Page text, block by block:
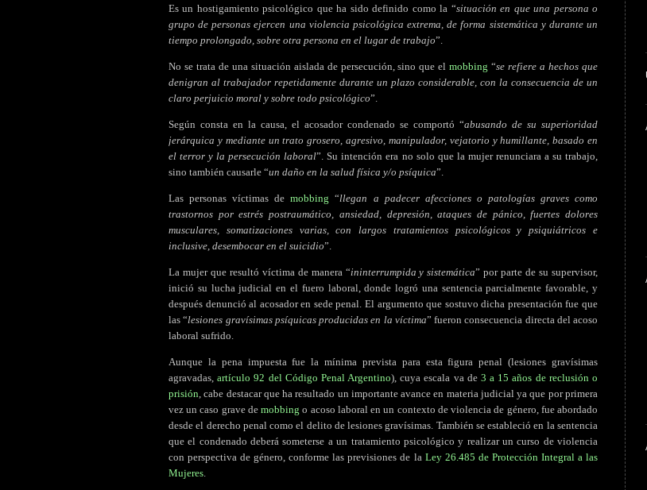
Es un hostigamiento psicológico que ha sido definido como la “situación en que una persona o
grupo de personas ejercen una violencia psicológica extrema, de forma sistemática y durante un
tiempo prolongado, sobre otra persona en el lugar de trabajo”.
No se trata de una situación aislada de persecución, sino que elmobbing“se refiere a hechos que
denigran al trabajador repetidamente durante un plazo considerable, con la consecuencia de un
claro perjuicio moral y sobre todo psicológico”.
Según consta en la causa, el acosador condenado se comportó “abusando de su superioridad
jerárquica y mediante un trato grosero, agresivo, manipulador, vejatorio y humillante, basado en
el terror y la persecución laboral”. Su intención era no solo que la mujer renunciara a su trabajo,
sino también causarle “un daño en la salud física y/o psíquica”.
Las personas víctimas demobbing“llegan a padecer afecciones o patologías graves como
trastornos por estrés postraumático, ansiedad, depresión, ataques de pánico, fuertes dolores
musculares, somatizaciones varias, con largos tratamientos psicológicos y psiquiátricos e
inclusive, desembocar en el suicidio”.
La mujer que resultó víctima de manera “ininterrumpida y sistemática” por parte de su supervisor,
inició su lucha judicial en el fuero laboral, donde logró una sentencia parcialmente favorable, y
después denunció al acosador en sede penal. El argumento que sostuvo dicha presentación fue que
las “lesiones gravísimas psíquicas producidas en la víctima” fueron consecuencia directa del acoso
laboral sufrido.
Aunque la pena impuesta fue la mínima prevista para esta figura penal (lesiones gravísimas
agravadas,artículo 92 del Código Penal Argentino), cuya escala va de 3 a 15 años de reclusión o
prisión, cabe destacar que ha resultado un importante avance en materia judicial ya que por primera
vez un caso grave demobbingo acoso laboral en un contexto de violencia de género, fue abordado
desde el derecho penal como el delito de lesiones gravísimas. También se estableció en la sentencia
que el condenado deberá someterse a un tratamiento psicológico y realizar un curso de violencia
con perspectiva de género, conforme las previsiones de la Ley 26.485 de Protección Integral a las
Mujeres.